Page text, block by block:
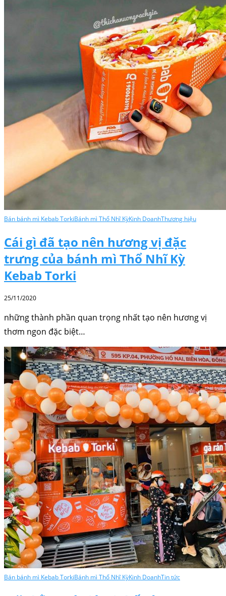
Bán bánh mì Kebab TorkiBánh mì Thổ Nhĩ KỳKinh DoanhThương hiệu
Cái gì đã tạo nên hương vị đặc
trưng của bánh mì Thổ Nhĩ Kỳ
Kebab Torki
25/11/2020
những thành phần quan trọng nhất tạo nên hương vị
thơm ngon đặc biệt…
Bán bánh mì Kebab TorkiBánh mì Thổ Nhĩ KỳKinh DoanhTin tức